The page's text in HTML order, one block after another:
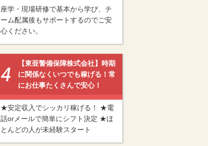
座学・現場研修で基本から学び、チ
ーム配属後もサポートするのでご安
心ください。
【東亜警備保障株式会社】時期
に関係なくいつでも稼げる！常
にお仕事たくさんで安心！
★安定収入でシッカリ稼げる！ ★電
話orメールで簡単にシフト決定 ★ほ
とんどの人が未経験スタート